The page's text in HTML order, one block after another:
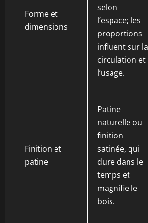
Forme et
dimensions
selon
l’espace; les
proportions
influent sur la
circulation et
l’usage.
Finition et
patine
Patine
naturelle ou
finition
satinée, qui
dure dans le
temps et
magnifie le
bois.